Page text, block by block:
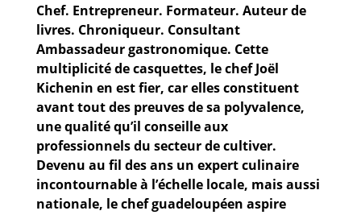
Chef. Entrepreneur. Formateur. Auteur de
livres. Chroniqueur. Consultant
Ambassadeur gastronomique. Cette
multiplicité de casquettes, le chef Joël
Kichenin en est fier, car elles constituent
avant tout des preuves de sa polyvalence,
une qualité qu’il conseille aux
professionnels du secteur de cultiver.
Devenu au fil des ans un expert culinaire
incontournable à l’échelle locale, mais aussi
nationale, le chef guadeloupéen aspire